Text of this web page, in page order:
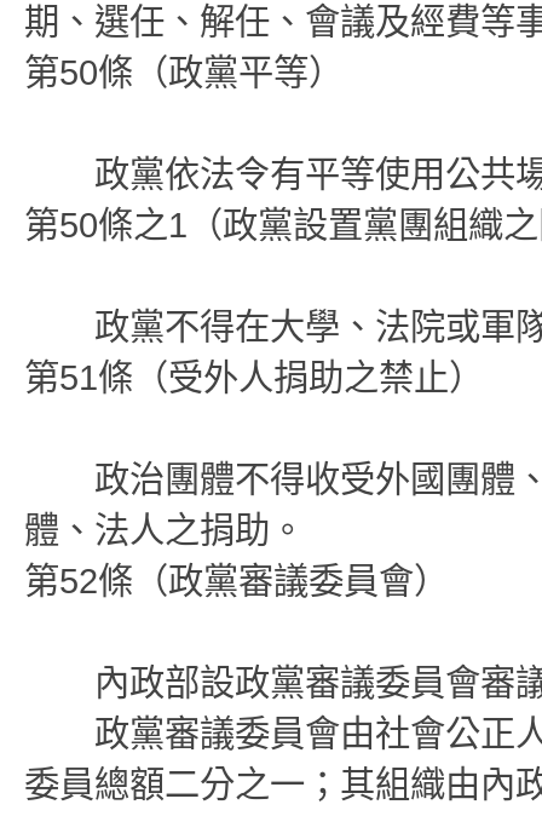
期、選任、解任、會議及經費等
第50條（政黨平等）
政黨依法令有平等使用公共
第50條之1（政黨設置黨團組織
政黨不得在大學、法院或軍
第51條（受外人捐助之禁止）
政治團體不得收受外國團體、
體、法人之捐助。
第52條（政黨審議委員會）
內政部設政黨審議委員會審
政黨審議委員會由社會公正人
委員總額二分之一；其組織由內